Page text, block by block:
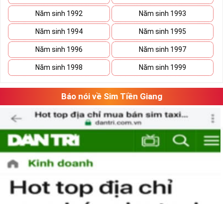
Năm sinh 1992 Năm sinh 1993
Năm sinh 1994 Năm sinh 1995
Năm sinh 1996 Năm sinh 1997
Năm sinh 1998 Năm sinh 1999
Báo nói về Sim Tiền Giang